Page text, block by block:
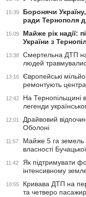
15:39
Боронячи
ради Тернополя
15:09
Майже рік надії:
України з
13:38
Смертельна ДТП на
людей
13:16
Європейські
ремонтують
12:42
На Тернопільщині
легенди
12:01
Драйвовий
Оболоні
11:57
Майже 5 га земель
власності
11:42
Як підтримувати
інтенсивному
10:55
Кривава ДТП на
та четверо